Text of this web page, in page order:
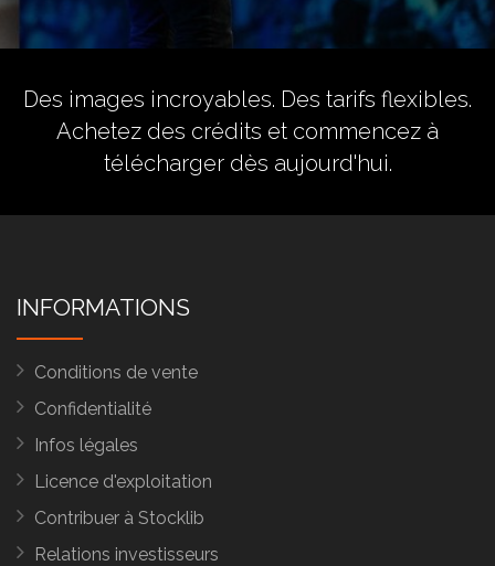
Des images incroyables. Des tarifs flexibles.
Achetez des crédits et commencez à
télécharger dès aujourd'hui.
INFORMATIONS
Conditions de vente
Confidentialité
Infos légales
Licence d'exploitation
Contribuer à Stocklib
Relations investisseurs